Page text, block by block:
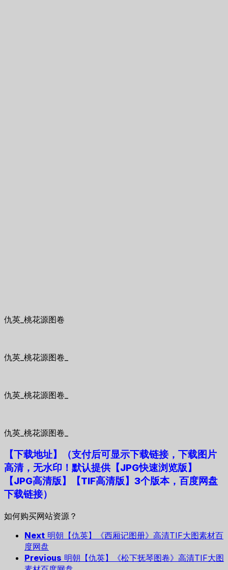
仇英_桃花源图卷
仇英_桃花源图卷_
仇英_桃花源图卷_
仇英_桃花源图卷_
【下载地址】
（支付后可显示下载链接，下载图片
高清，无水印！默认提供【JPG快速浏览版】
【JPG高清版】【TIF高清版】3个版本，百度网盘
下载链接）
如何购买网站资源？
Next 明朝【仇英】《西厢记图册》高清TIF大图素材百
度网盘
Previous 明朝【仇英】《松下抚琴图卷》高清TIF大图